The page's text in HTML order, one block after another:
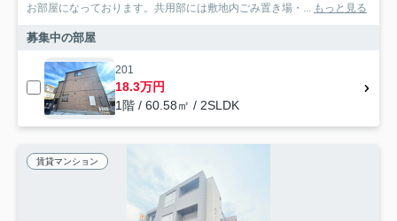
お部屋になっております。共用部には敷地内ごみ置き場・... もっと見る
募集中の部屋
201
18.3万円
1階 / 60.58㎡ / 2SLDK
賃貸マンション